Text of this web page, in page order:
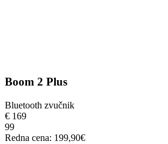
Boom 2 Plus
Bluetooth zvučnik
€ 169
99
Redna cena: 199,90€